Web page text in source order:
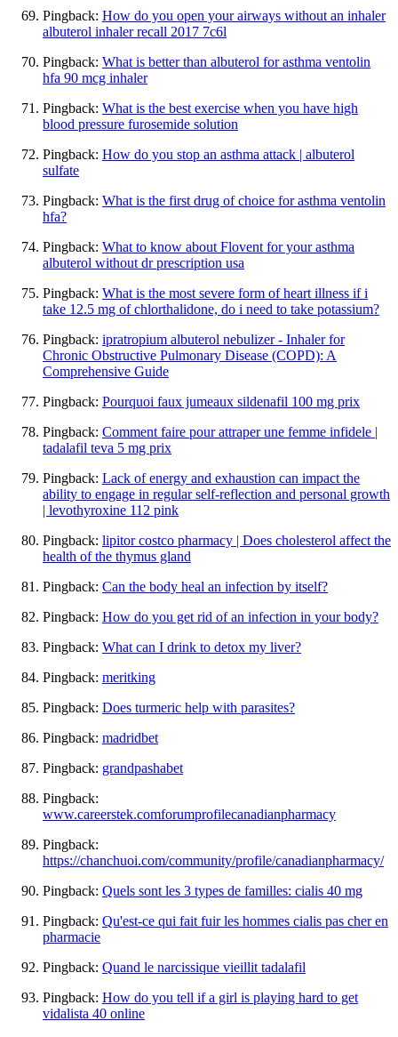
Pingback: How do you open your airways without an inhaler
albuterol inhaler recall 2017 7c6l
Pingback: What is better than albuterol for asthma ventolin
hfa 90 mcg inhaler
Pingback: What is the best exercise when you have high
blood pressure furosemide solution
Pingback: How do you stop an asthma attack | albuterol
sulfate
Pingback: What is the first drug of choice for asthma ventolin
hfa?
Pingback: What to know about Flovent for your asthma
albuterol without dr prescription usa
Pingback: What is the most severe form of heart illness if i
take 12.5 mg of chlorthalidone, do i need to take potassium?
Pingback: ipratropium albuterol nebulizer - Inhaler for
Chronic Obstructive Pulmonary Disease (COPD): A
Comprehensive Guide
Pingback: Pourquoi faux jumeaux sildenafil 100 mg prix
Pingback: Comment faire pour attraper une femme infidele |
tadalafil teva 5 mg prix
Pingback: Lack of energy and exhaustion can impact the
ability to engage in regular self-reflection and personal growth
| levothyroxine 112 pink
Pingback: lipitor costco pharmacy | Does cholesterol affect the
health of the thymus gland
Pingback: Can the body heal an infection by itself?
Pingback: How do you get rid of an infection in your body?
Pingback: What can I drink to detox my liver?
Pingback: meritking
Pingback: Does turmeric help with parasites?
Pingback: madridbet
Pingback: grandpashabet
Pingback:
www.careerstek.comforumprofilecanadianpharmacy
Pingback:
https://chanchuoi.com/community/profile/canadianpharmacy/
Pingback: Quels sont les 3 types de familles: cialis 40 mg
Pingback: Qu'est-ce qui fait fuir les hommes cialis pas cher en
pharmacie
Pingback: Quand le narcissique vieillit tadalafil
Pingback: How do you tell if a girl is playing hard to get
vidalista 40 online